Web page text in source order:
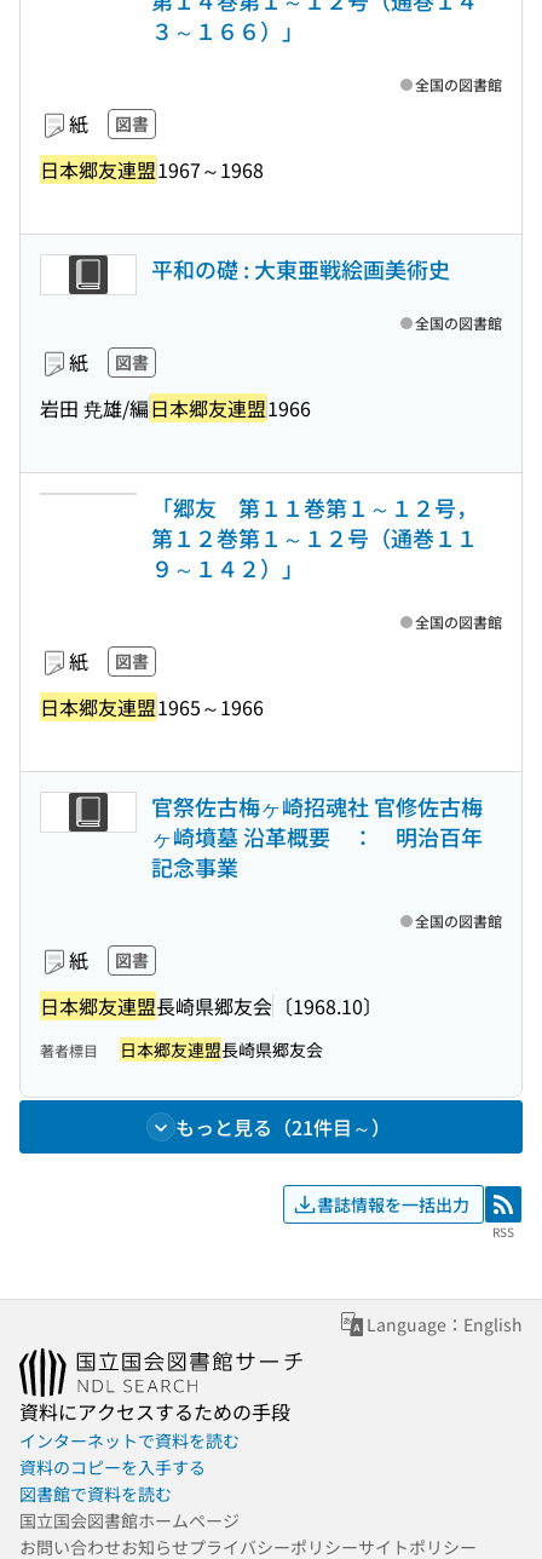
３～１６６）」
紙 図書
日本郷友連盟1967～1968
全国の図書館
平和の礎 : 大東亜戦絵画美術史
紙 図書
岩田 尭雄/編日本郷友連盟1966
全国の図書館
「郷友 第１１巻第１～１２号，
第１２巻第１～１２号（通巻１１
９～１４２）」
紙 図書
日本郷友連盟1965～1966
全国の図書館
官祭佐古梅ヶ崎招魂社 官修佐古梅
ヶ崎墳墓 沿革概要 ： 明治百年
記念事業
紙 図書
日本郷友連盟長崎県郷友会 〔1968.10〕
全国の図書館
著者標目 日本郷友連盟長崎県郷友会
もっと見る（21件目～）
書誌情報を一括出力 RSS
RSS
Language：English
資料にアクセスするための手段
インターネットで資料を読む
資料のコピーを入手する
図書館で資料を読む
国立国会図書館ホームページ
お問い合わせお知らせプライバシーポリシーサイトポリシー